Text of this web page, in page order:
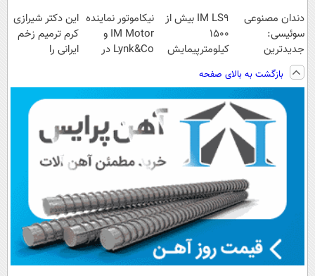
دندان مصنوعی
سوئیسی:
جدیدترین
فناوری اروپا،
سبک و مقاوم |
پرداخت قسطی
IM LS9 بیش از
1500
کیلومترپیمایش
نیکاموتور نماینده
IM Motor و
Lynk&Co در
این دکتر شیرازی
کرم ترمیم زخم
ایرانی را
بازگشت به بالای صفحه